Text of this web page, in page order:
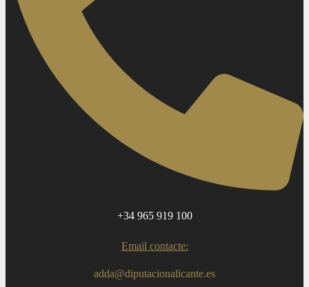
+34 965 919 100
Email contacte:
adda@diputacionalicante.es